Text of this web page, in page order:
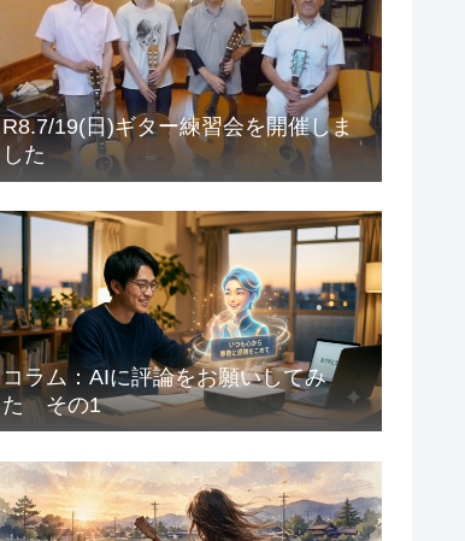
R8.7/19(日)ギター練習会を開催しま
した
コラム：AIに評論をお願いしてみ
た その1